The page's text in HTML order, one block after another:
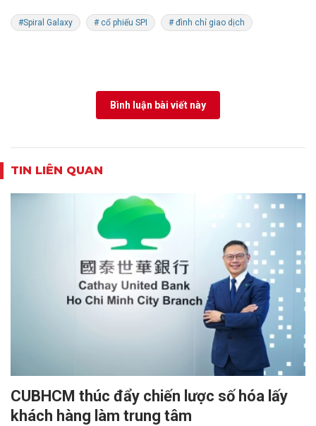
#Spiral Galaxy # cổ phiếu SPI # đình chỉ giao dịch
Bình luận bài viết này
TIN LIÊN QUAN
CUBHCM thúc đẩy chiến lược số hóa lấy
khách hàng làm trung tâm